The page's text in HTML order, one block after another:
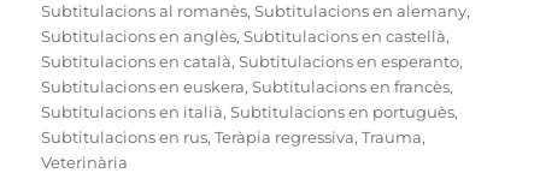
Subtitulacions al romanès,Subtitulacions en alemany,
Subtitulacions en anglès,Subtitulacions en castellà,
Subtitulacions en català,Subtitulacions en esperanto,
Subtitulacions en euskera,Subtitulacions en francès,
Subtitulacions en italià,Subtitulacions en portuguès,
Subtitulacions en rus,Teràpia regressiva,Trauma,
Veterinària